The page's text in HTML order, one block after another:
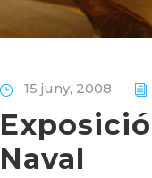
15 juny, 2008
Naval